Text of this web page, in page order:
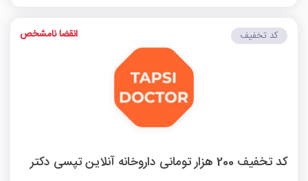
کد تخفیف 200 هزار تومانی داروخانه آنلاین تپسی دکتر
کد تخفیف انقضا نامشخص